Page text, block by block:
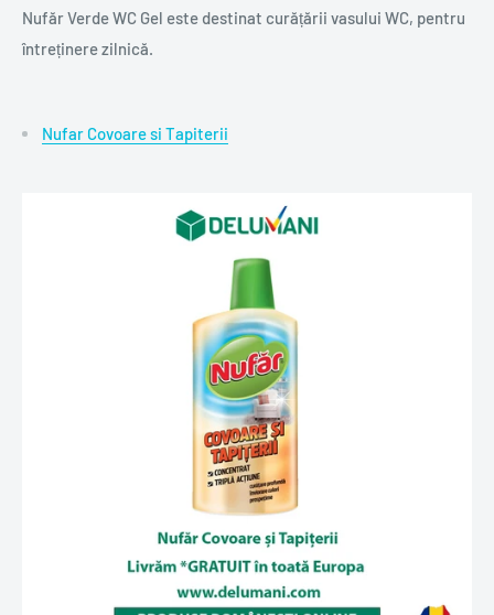
Nufăr Verde WC Gel este destinat curățării vasului WC, pentru
întreținere zilnică.
Nufar Covoare si Tapiterii